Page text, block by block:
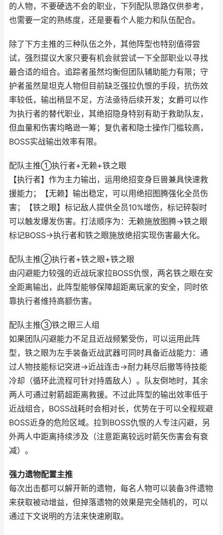
的人物，不要硬选不会的职业，下列配队思路仅供参考，
也需要一定的熟练度，还是要看个人能力和队伍配合。
除了下方主推的三种队伍之外，其他阵型也特别值得尝
试，强烈提议大家只要有机会就尝试一下全部职业以寻找
最合适的组合。追踪者虽然均衡但团队辅助能力有限；守
护者虽然是坦克人物但目前缺乏强拉仇恨的手段，抗伤效
率较低，输出稍显不足，方法亟待后续开发；女爵可以作
为执行者的替代职业，其绝招隐身特别有助于救助队友，
但血量和伤害均略逊一筹；复仇者和隐士操作门槛较高，
BOSS实战输出效率有限。
配队主推①执行者+无赖+铁之眼
【执行者】作为主力输出，运用绝招变身巨兽兼具快速救
援能力；【无赖】输出稳定，可以用绝招图腾强化全员伤
害；【铁之眼】标记敌人提供全员10%增伤，标记碎裂时
可以触发爆发伤害。打法顺序为：无赖施放图腾→铁之眼
标记BOSS→执行者和铁之眼施放绝招实现伤害最大化。
配队主推②执行者+铁之眼+铁之眼
由闪避能力较强的近战玩家拉BOSS仇恨，两名铁之眼在安
全距离输出，此阵型能够保障超距离玩家的安全，同时依
靠执行者维持高额伤害。
配队主推③铁之眼三人组
如果团队闪避能力不足且近战频繁受伤，可以运用此阵
型，铁之眼为左手装备近战武器可同时具备近战能力：通
过人物技能标记突进→近战连击→耐力耗尽后撤等待技能
冷却（循环此流程可针对持盾敌人）。队友倒地时，其余
两人可通过射箭超距离救援。不过此阵型的输出效率低于
近战组合，BOSS战耗时会相对长，优势在于可以全程规避
BOSS近身的危险区域。拉到BOSS仇恨的人专注闪避，另
外两人中距离持续涉及（注意距离较远时箭矢伤害会有衰
减）。
强力遗物配置主推
每次出击都可以解开新的遗物，每名人物可以装备3件遗物
来获取被动增益，但掉落遗物的效果是完全随机的，可以
通过下文说明的方法来快速刷取。